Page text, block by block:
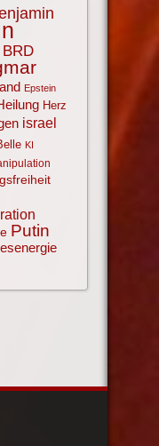
BRD
Epstein
Herz
israel
KI
Putin